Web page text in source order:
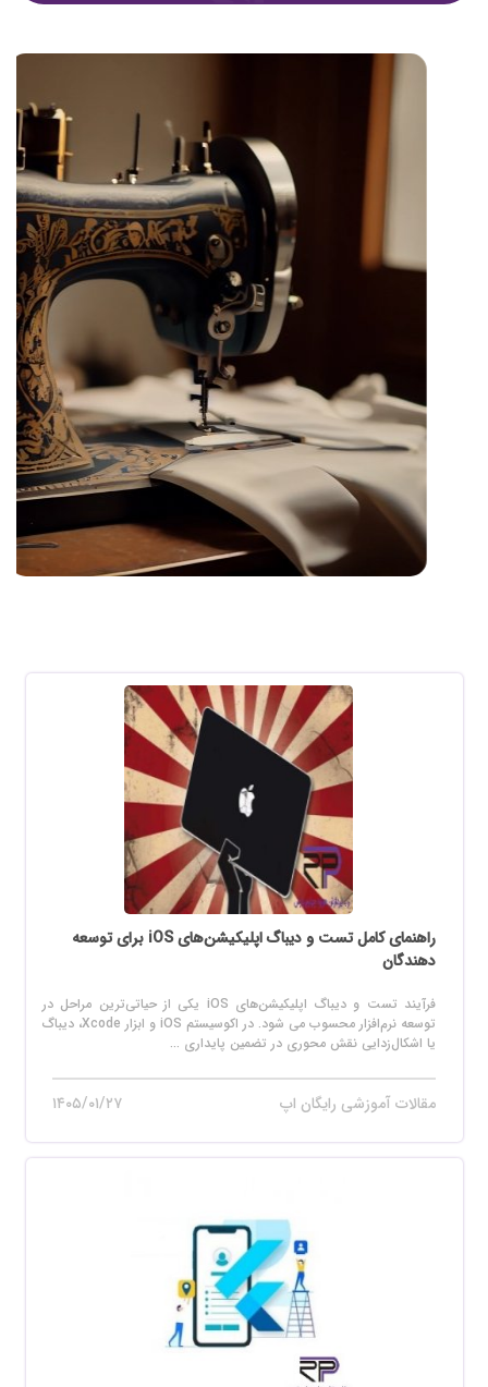
راهنمای کامل تست و دیباگ اپلیکیشن‌های iOS برای توسعه
دهندگان
فرآیند تست و دیباگ اپلیکیشن‌های iOS یکی از حیاتی‌ترین مراحل در
توسعه نرم‌افزار محسوب می‌ شود. در اکوسیستم iOS و ابزار Xcode، دیباگ
یا اشکال‌زدایی نقش محوری در تضمین پایداری ...
مقالات آموزشی رایگان اپ ۱۴۰۵/۰۱/۲۷